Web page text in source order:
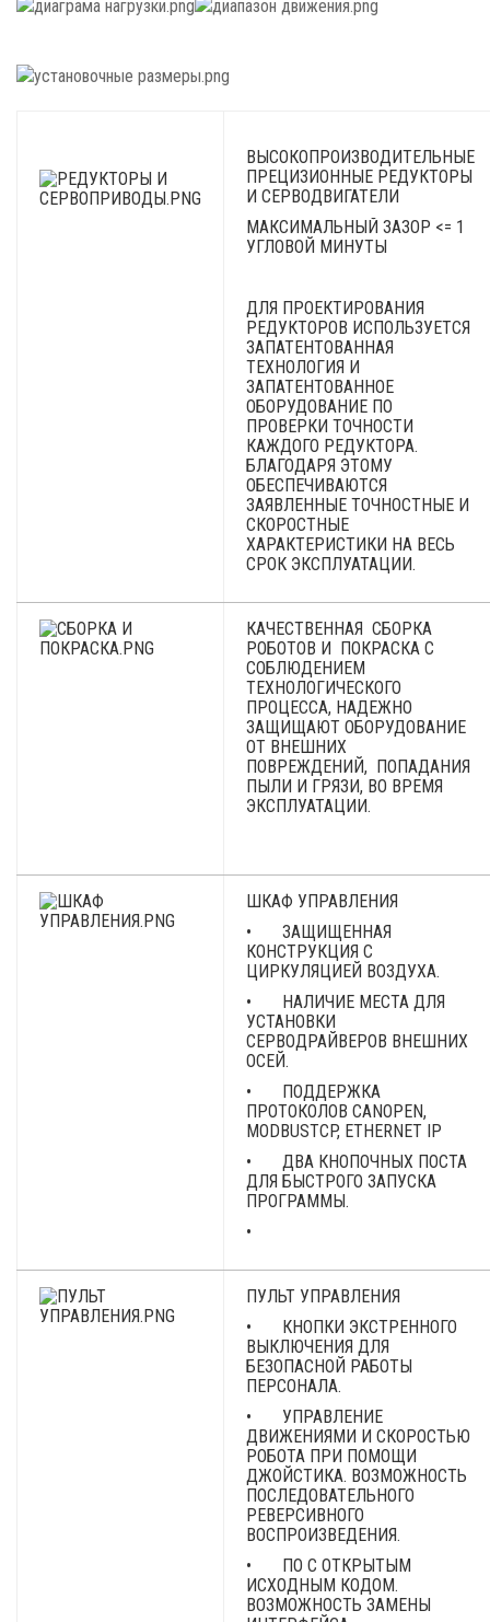
ВЫСОКОПРОИЗВОДИТЕЛЬНЫЕ
ПРЕЦИЗИОННЫЕ РЕДУКТОРЫ
И СЕРВОДВИГАТЕЛИ
МАКСИМАЛЬНЫЙ ЗАЗОР <= 1
УГЛОВОЙ МИНУТЫ
ДЛЯ ПРОЕКТИРОВАНИЯ
РЕДУКТОРОВ ИСПОЛЬЗУЕТСЯ
ЗАПАТЕНТОВАННАЯ
ТЕХНОЛОГИЯ И
ЗАПАТЕНТОВАННОЕ
ОБОРУДОВАНИЕ ПО
ПРОВЕРКИ ТОЧНОСТИ
КАЖДОГО РЕДУКТОРА.
БЛАГОДАРЯ ЭТОМУ
ОБЕСПЕЧИВАЮТСЯ
ЗАЯВЛЕННЫЕ ТОЧНОСТНЫЕ И
СКОРОСТНЫЕ
ХАРАКТЕРИСТИКИ НА ВЕСЬ
СРОК ЭКСПЛУАТАЦИИ.
КАЧЕСТВЕННАЯ СБОРКА
РОБОТОВ И ПОКРАСКА С
СОБЛЮДЕНИЕМ
ТЕХНОЛОГИЧЕСКОГО
ПРОЦЕССА, НАДЕЖНО
ЗАЩИЩАЮТ ОБОРУДОВАНИЕ
ОТ ВНЕШНИХ
ПОВРЕЖДЕНИЙ, ПОПАДАНИЯ
ПЫЛИ И ГРЯЗИ, ВО ВРЕМЯ
ЭКСПЛУАТАЦИИ.
ШКАФ УПРАВЛЕНИЯ
• ЗАЩИЩЕННАЯ
КОНСТРУКЦИЯ С
ЦИРКУЛЯЦИЕЙ ВОЗДУХА.
• НАЛИЧИЕ МЕСТА ДЛЯ
УСТАНОВКИ
СЕРВОДРАЙВЕРОВ ВНЕШНИХ
ОСЕЙ.
• ПОДДЕРЖКА
ПРОТОКОЛОВ CANOPEN,
MODBUSTCP, ETHERNET IP
• ДВА КНОПОЧНЫХ ПОСТА
ДЛЯ БЫСТРОГО ЗАПУСКА
ПРОГРАММЫ.
•
ПУЛЬТ УПРАВЛЕНИЯ
• КНОПКИ ЭКСТРЕННОГО
ВЫКЛЮЧЕНИЯ ДЛЯ
БЕЗОПАСНОЙ РАБОТЫ
ПЕРСОНАЛА.
• УПРАВЛЕНИЕ
ДВИЖЕНИЯМИ И СКОРОСТЬЮ
РОБОТА ПРИ ПОМОЩИ
ДЖОЙСТИКА. ВОЗМОЖНОСТЬ
ПОСЛЕДОВАТЕЛЬНОГО
РЕВЕРСИВНОГО
ВОСПРОИЗВЕДЕНИЯ.
• ПО С ОТКРЫТЫМ
ИСХОДНЫМ КОДОМ.
ВОЗМОЖНОСТЬ ЗАМЕНЫ